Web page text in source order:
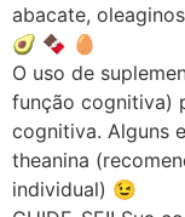
abacate,
🥑 🍫 🥚
O uso de
função cognitiva)
cognitiva. Alguns
theanina
individual) 😉